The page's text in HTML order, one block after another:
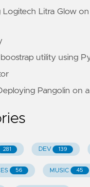
Logitech Litra Glow on
utility using
Pangolin on
281 DEV 139
56 MUSIC 45